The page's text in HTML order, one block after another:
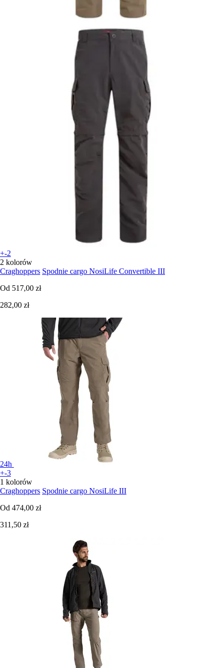
+-2
2 kolorów
Craghoppers Spodnie cargo NosiLife Convertible III
Od 517,00 zł
282,00 zł
24h
+-3
1 kolorów
Craghoppers Spodnie cargo NosiLife III
Od 474,00 zł
311,50 zł